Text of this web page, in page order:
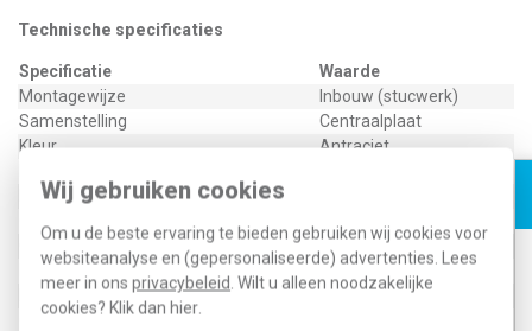
Wij gebruiken cookies
Om u de beste ervaring te bieden gebruiken wij cookies voor
websiteanalyse en (gepersonaliseerde) advertenties. Lees
meer in ons privacybeleid. Wilt u alleen noodzakelijke
cookies? Klik dan hier.
Technische specificaties
Specificatie
Waarde
Montagewijze
Inbouw (stucwerk)
Samenstelling
Centraalplaat
Kleur
Antraciet
Met klapdeksel
Oppervlaktebescherming
Overig
Met trekontlasting
Nee
Kwaliteitsklasse
Thermoplast
Opdrukveld